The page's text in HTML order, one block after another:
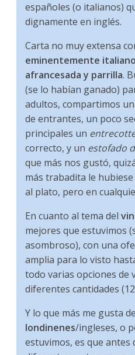
españoles (o italianos)
dignamente en inglés.
Carta no muy extensa
eminentemente
afrancesada y parrilla.
(se lo habían ganado)
adultos, compartimos
de entrantes, un poco
principales un
correcto, y un estofado
que más nos gustó,
más trabadita le
al plato, pero en
En cuanto al tema del
mejores que estuvimos
asombroso), con una
amplia para lo visto
todo varias opciones de
diferentes cantidades
Y lo que más me gusta
londinenes/ingleses, o
estuvimos, es que antes